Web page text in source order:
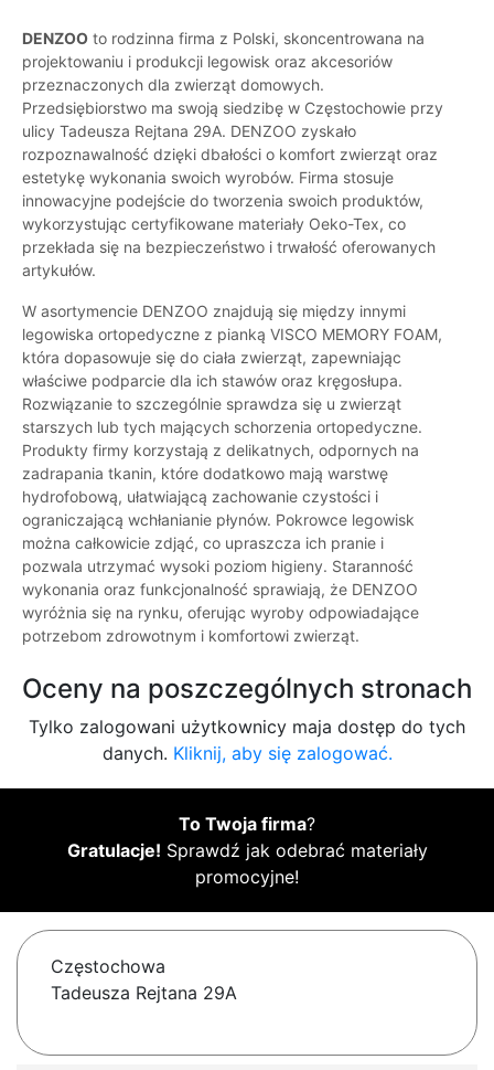
DENZOO to rodzinna firma z Polski, skoncentrowana na
projektowaniu i produkcji legowisk oraz akcesoriów
przeznaczonych dla zwierząt domowych.
Przedsiębiorstwo ma swoją siedzibę w Częstochowie przy
ulicy Tadeusza Rejtana 29A. DENZOO zyskało
rozpoznawalność dzięki dbałości o komfort zwierząt oraz
estetykę wykonania swoich wyrobów. Firma stosuje
innowacyjne podejście do tworzenia swoich produktów,
wykorzystując certyfikowane materiały Oeko-Tex, co
przekłada się na bezpieczeństwo i trwałość oferowanych
artykułów.
W asortymencie DENZOO znajdują się między innymi
legowiska ortopedyczne z pianką VISCO MEMORY FOAM,
która dopasowuje się do ciała zwierząt, zapewniając
właściwe podparcie dla ich stawów oraz kręgosłupa.
Rozwiązanie to szczególnie sprawdza się u zwierząt
starszych lub tych mających schorzenia ortopedyczne.
Produkty firmy korzystają z delikatnych, odpornych na
zadrapania tkanin, które dodatkowo mają warstwę
hydrofobową, ułatwiającą zachowanie czystości i
ograniczającą wchłanianie płynów. Pokrowce legowisk
można całkowicie zdjąć, co upraszcza ich pranie i
pozwala utrzymać wysoki poziom higieny. Staranność
wykonania oraz funkcjonalność sprawiają, że DENZOO
wyróżnia się na rynku, oferując wyroby odpowiadające
potrzebom zdrowotnym i komfortowi zwierząt.
Oceny na poszczególnych stronach
Tylko zalogowani użytkownicy maja dostęp do tych
danych. Kliknij, aby się zalogować.
To Twoja firma?
Gratulacje! Sprawdź jak odebrać materiały
promocyjne!
Częstochowa
Tadeusza Rejtana 29A